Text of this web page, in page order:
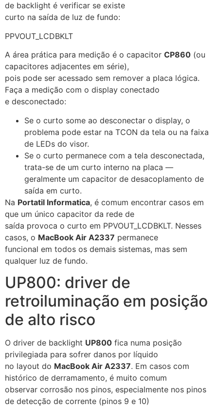
de backlight é verificar se existe
curto na saída de luz de fundo:
PPVOUT_LCDBKLT
A área prática para medição é o capacitor CP860 (ou
capacitores adjacentes em série),
pois pode ser acessado sem remover a placa lógica.
Faça a medição com o display conectado
e desconectado:
Se o curto some ao desconectar o display, o
problema pode estar na TCON da tela ou na faixa
de LEDs do visor.
Se o curto permanece com a tela desconectada,
trata-se de um curto interno na placa —
geralmente um capacitor de desacoplamento de
saída em curto.
Na Portatil Informatica, é comum encontrar casos em
que um único capacitor da rede de
saída provoca o curto em PPVOUT_LCDBKLT. Nesses
casos, o MacBook Air A2337 permanece
funcional em todos os demais sistemas, mas sem
qualquer luz de fundo.
UP800: driver de
retroiluminação em posição
de alto risco
O driver de backlight UP800 fica numa posição
privilegiada para sofrer danos por líquido
no layout do MacBook Air A2337. Em casos com
histórico de derramamento, é muito comum
observar corrosão nos pinos, especialmente nos pinos
de detecção de corrente (pinos 9 e 10)